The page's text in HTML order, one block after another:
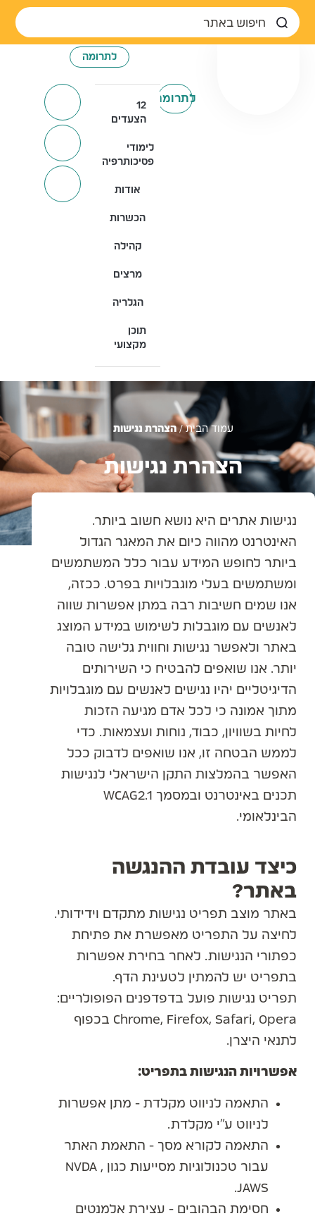
לתרומה
לתרומה
12
הצעדים
לימודי
פסיכותרפיה
אודות
הכשרות
קהילה
מרצים
הגלריה
תוכן
מקצועי
עמוד הבית/הצהרת נגישות
הצהרת נגישות
נגישות אתרים היא נושא חשוב ביותר.
האינטרנט מהווה כיום את המאגר הגדול
ביותר לחופש המידע עבור כלל המשתמשים
ומשתמשים בעלי מוגבלויות בפרט. ככזה,
אנו שמים חשיבות רבה במתן אפשרות שווה
לאנשים עם מוגבלות לשימוש במידע המוצג
באתר ולאפשר נגישות וחווית גלישה טובה
יותר. אנו שואפים להבטיח כי השירותים
הדיגיטליים יהיו נגישים לאנשים עם מוגבלויות
מתוך אמונה כי לכל אדם מגיעה הזכות
לחיות בשוויון, כבוד, נוחות ועצמאות. כדי
לממש הבטחה זו, אנו שואפים לדבוק ככל
האפשר בהמלצות התקן הישראלי לנגישות
תכנים באינטרנט ובמסמך WCAG2.1
הבינלאומי.
כיצד עובדת ההנגשה
באתר?
באתר מוצב תפריט נגישות מתקדם וידידותי.
לחיצה על התפריט מאפשרת את פתיחת
כפתורי הנגישות. לאחר בחירת אפשרות
בתפריט יש להמתין לטעינת הדף.
תפריט נגישות פועל בדפדפנים הפופולריים:
Chrome, Firefox, Safari, Opera בכפוף
לתנאי היצרן.
אפשרויות הנגישות בתפריט:
התאמה לניווט מקלדת - מתן אפשרות
לניווט ע”י מקלדת.
התאמה לקורא מסך - התאמת האתר
עבור טכנולוגיות מסייעות כגון NVDA ,
JAWS.
חסימת הבהובים - עצירת אלמנטים